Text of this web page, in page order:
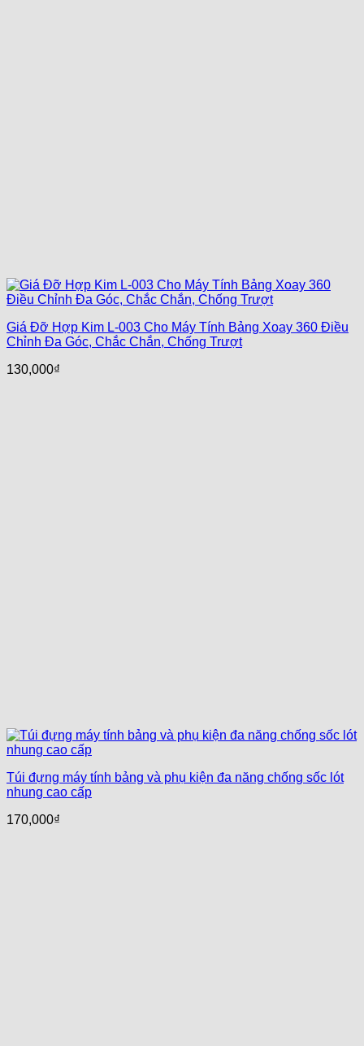
Giá Đỡ Hợp Kim L-003 Cho Máy Tính Bảng Xoay 360 Điều
Chỉnh Đa Góc, Chắc Chắn, Chống Trượt
130,000₫
Túi đựng máy tính bảng và phụ kiện đa năng chống sốc lót
nhung cao cấp
170,000₫